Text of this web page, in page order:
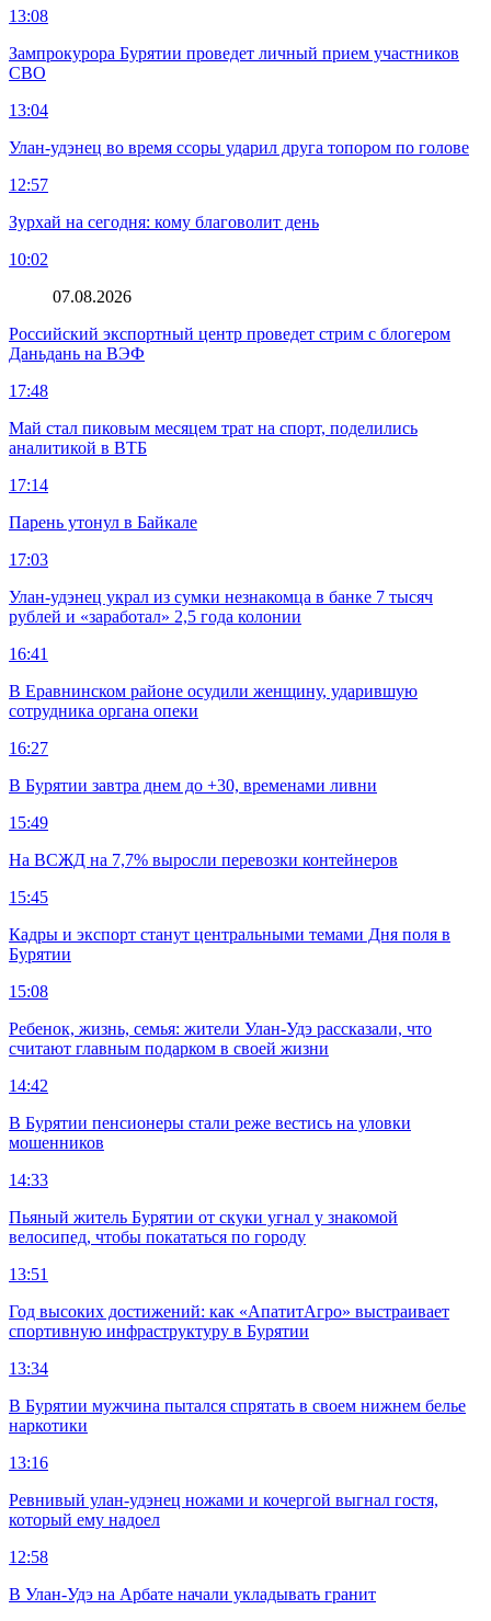
13:08
Зампрокурора Бурятии проведет личный прием участников
СВО
13:04
Улан-удэнец во время ссоры ударил друга топором по голове
12:57
Зурхай на сегодня: кому благоволит день
10:02
07.08.2026
Российский экспортный центр проведет стрим с блогером
Даньдань на ВЭФ
17:48
Май стал пиковым месяцем трат на спорт, поделились
аналитикой в ВТБ
17:14
Парень утонул в Байкале
17:03
Улан-удэнец украл из сумки незнакомца в банке 7 тысяч
рублей и «заработал» 2,5 года колонии
16:41
В Еравнинском районе осудили женщину, ударившую
сотрудника органа опеки
16:27
В Бурятии завтра днем до +30, временами ливни
15:49
На ВСЖД на 7,7% выросли перевозки контейнеров
15:45
Кадры и экспорт станут центральными темами Дня поля в
Бурятии
15:08
Ребенок, жизнь, семья: жители Улан-Удэ рассказали, что
считают главным подарком в своей жизни
14:42
В Бурятии пенсионеры стали реже вестись на уловки
мошенников
14:33
Пьяный житель Бурятии от скуки угнал у знакомой
велосипед, чтобы покататься по городу
13:51
Год высоких достижений: как «АпатитАгро» выстраивает
спортивную инфраструктуру в Бурятии
13:34
В Бурятии мужчина пытался спрятать в своем нижнем белье
наркотики
13:16
Ревнивый улан-удэнец ножами и кочергой выгнал гостя,
который ему надоел
12:58
В Улан-Удэ на Арбате начали укладывать гранит